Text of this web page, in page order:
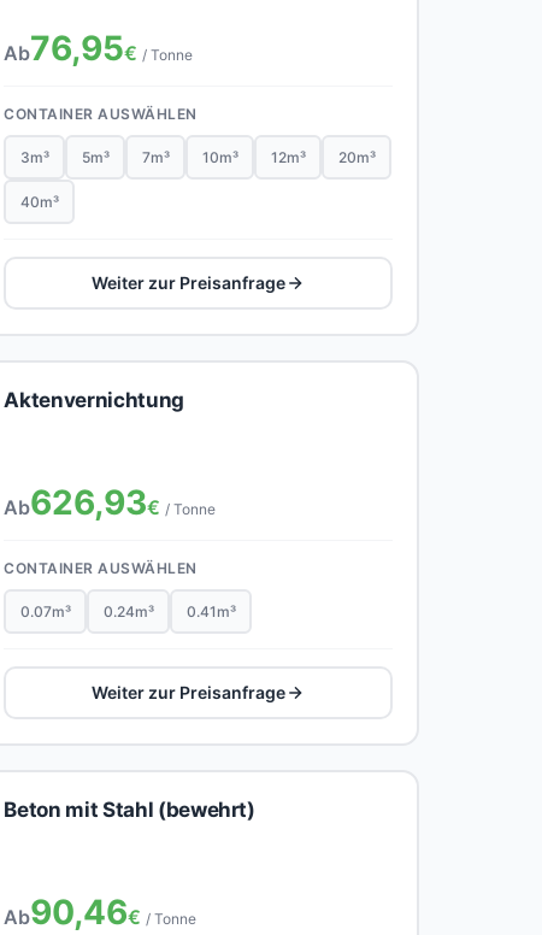
Ab76,95€ / Tonne
CONTAINER AUSWÄHLEN
3m³ 5m³ 7m³ 10m³ 12m³ 20m³
40m³
Weiter zur Preisanfrage
Aktenvernichtung
Ab626,93€ / Tonne
CONTAINER AUSWÄHLEN
0.07m³ 0.24m³ 0.41m³
Weiter zur Preisanfrage
Beton mit Stahl (bewehrt)
Ab90,46€ / Tonne